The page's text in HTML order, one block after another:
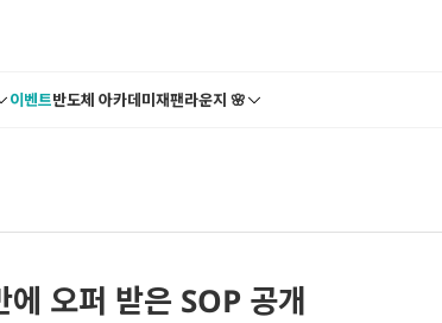
이벤트반도체 아카데미재팬라운지 🌸
오퍼 받은 SOP 공개